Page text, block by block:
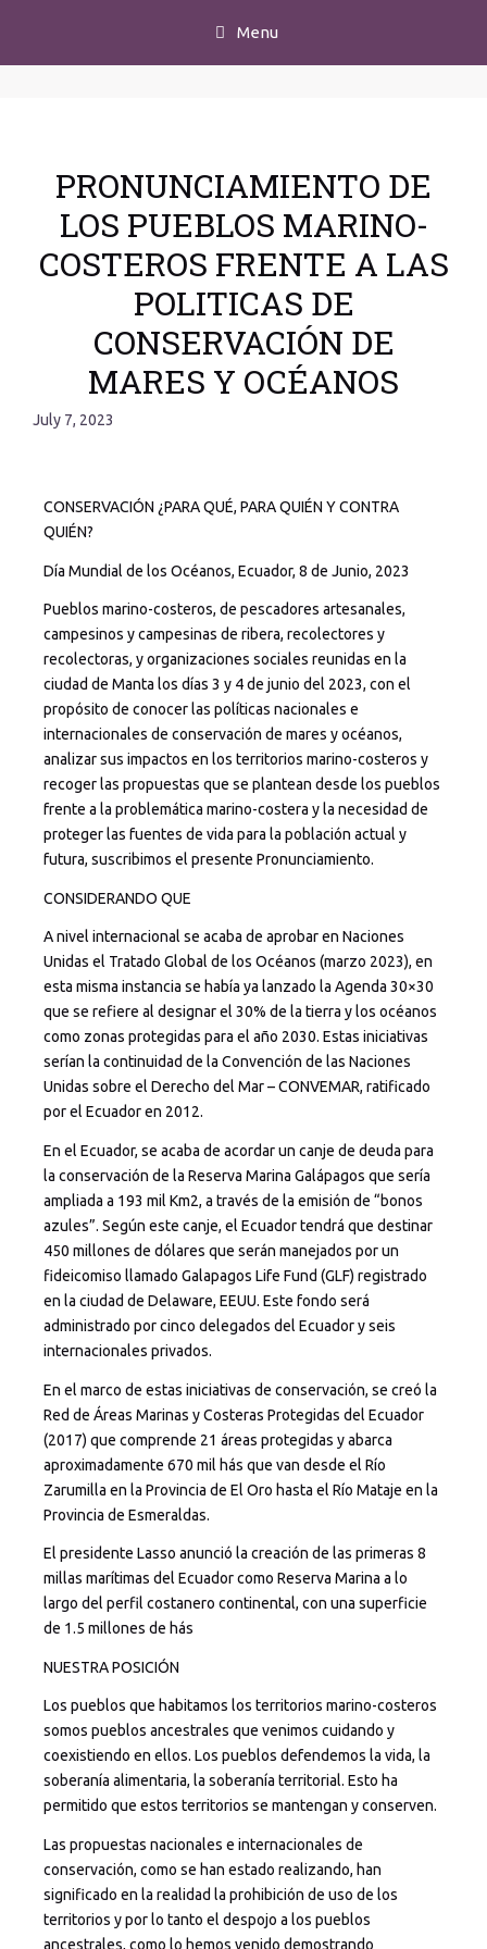
Menu
PRONUNCIAMIENTO DE
LOS PUEBLOS MARINO-
COSTEROS FRENTE A LAS
POLITICAS DE
CONSERVACIÓN DE
MARES Y OCÉANOS
July 7, 2023
CONSERVACIÓN ¿PARA QUÉ, PARA QUIÉN Y CONTRA
QUIÉN?
Día Mundial de los Océanos, Ecuador, 8 de Junio, 2023
Pueblos marino-costeros, de pescadores artesanales,
campesinos y campesinas de ribera, recolectores y
recolectoras, y organizaciones sociales reunidas en la
ciudad de Manta los días 3 y 4 de junio del 2023, con el
propósito de conocer las políticas nacionales e
internacionales de conservación de mares y océanos,
analizar sus impactos en los territorios marino-costeros y
recoger las propuestas que se plantean desde los pueblos
frente a la problemática marino-costera y la necesidad de
proteger las fuentes de vida para la población actual y
futura, suscribimos el presente Pronunciamiento.
CONSIDERANDO QUE
A nivel internacional se acaba de aprobar en Naciones
Unidas el Tratado Global de los Océanos (marzo 2023), en
esta misma instancia se había ya lanzado la Agenda 30×30
que se refiere al designar el 30% de la tierra y los océanos
como zonas protegidas para el año 2030. Estas iniciativas
serían la continuidad de la Convención de las Naciones
Unidas sobre el Derecho del Mar – CONVEMAR, ratificado
por el Ecuador en 2012.
En el Ecuador, se acaba de acordar un canje de deuda para
la conservación de la Reserva Marina Galápagos que sería
ampliada a 193 mil Km2, a través de la emisión de “bonos
azules”. Según este canje, el Ecuador tendrá que destinar
450 millones de dólares que serán manejados por un
fideicomiso llamado Galapagos Life Fund (GLF) registrado
en la ciudad de Delaware, EEUU. Este fondo será
administrado por cinco delegados del Ecuador y seis
internacionales privados.
En el marco de estas iniciativas de conservación, se creó la
Red de Áreas Marinas y Costeras Protegidas del Ecuador
(2017) que comprende 21 áreas protegidas y abarca
aproximadamente 670 mil hás que van desde el Río
Zarumilla en la Provincia de El Oro hasta el Río Mataje en la
Provincia de Esmeraldas.
El presidente Lasso anunció la creación de las primeras 8
millas marítimas del Ecuador como Reserva Marina a lo
largo del perfil costanero continental, con una superficie
de 1.5 millones de hás
NUESTRA POSICIÓN
Los pueblos que habitamos los territorios marino-costeros
somos pueblos ancestrales que venimos cuidando y
coexistiendo en ellos. Los pueblos defendemos la vida, la
soberanía alimentaria, la soberanía territorial. Esto ha
permitido que estos territorios se mantengan y conserven.
Las propuestas nacionales e internacionales de
conservación, como se han estado realizando, han
significado en la realidad la prohibición de uso de los
territorios y por lo tanto el despojo a los pueblos
ancestrales, como lo hemos venido demostrando